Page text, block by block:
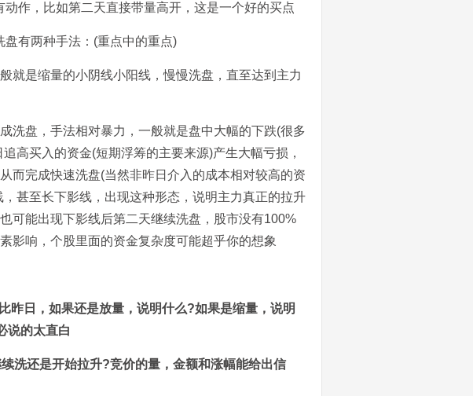
作，比如第二天直接带量高开，这是一个好的买点
有两种手法：(重点中的重点)
就是缩量的小阴线小阳线，慢慢洗盘，直至达到主力
洗盘，手法相对暴力，一般就是盘中大幅的下跌(很多
高买入的资金(短期浮筹的主要来源)产生大幅亏损，
而完成快速洗盘(当然非昨日介入的成本相对较高的资
甚至长下影线，出现这种形态，说明主力真正的拉升
可能出现下影线后第二天继续洗盘，股市没有100%
影响，个股里面的资金复杂度可能超乎你的想象
昨日，如果还是放量，说明什么?如果是缩量，说明
说的太直白
洗还是开始拉升?竞价的量，金额和涨幅能给出信